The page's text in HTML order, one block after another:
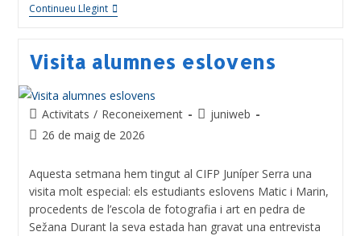
Continueu Llegint
Visita alumnes eslovens
Activitats / Reconeixement
juniweb
26 de maig de 2026
Aquesta setmana hem tingut al CIFP Juníper Serra una
visita molt especial: els estudiants eslovens Matic i Marin,
procedents de l’escola de fotografia i art en pedra de
Sežana Durant la seva estada han gravat una entrevista